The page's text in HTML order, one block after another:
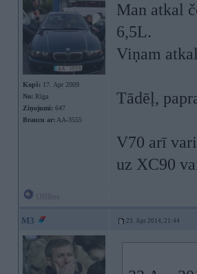
Kopš: 17. Apr 2009
No: Rīga
Ziņojumi: 647
Braucu ar: AA-3555
Man atkal
6,5L.
Viņam
Tādēļ,
V70 arī
uz XC90
M3 23. Apr 2014, 21:44